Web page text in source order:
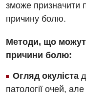
Для дорослих
Алергологія,
Безоплатні послуги
Офтальмологічне
Терапевтичне
Урологічне
Українська
Російська
зможе призначити
причину болю.
Методи, що
причини болю:
Огляд окуліста
патології очей,